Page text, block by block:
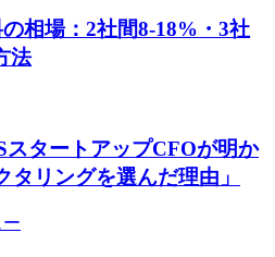
相場：2社間8-18%・3社
法
スタートアップCFOが明か
リングを選んだ理由」